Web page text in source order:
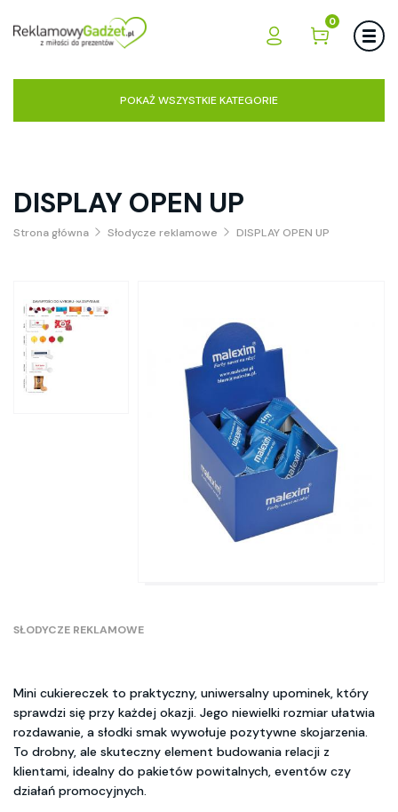
0
POKAŻ WSZYSTKIE KATEGORIE
DISPLAY OPEN UP
Strona główna Słodycze reklamowe DISPLAY OPEN UP
SŁODYCZE REKLAMOWE
Mini cukiereczek to praktyczny, uniwersalny upominek, który
sprawdzi się przy każdej okazji. Jego niewielki rozmiar ułatwia
rozdawanie, a słodki smak wywołuje pozytywne skojarzenia.
To drobny, ale skuteczny element budowania relacji z
klientami, idealny do pakietów powitalnych, eventów czy
działań promocyjnych.